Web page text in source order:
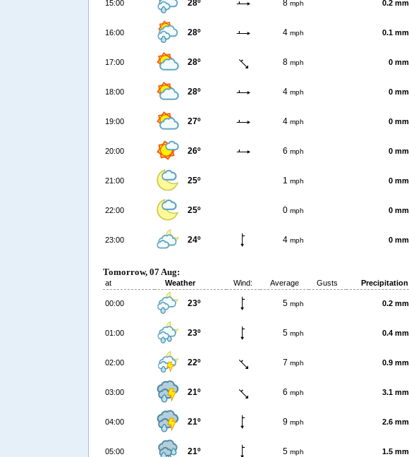
15:00 28º 8 mph 0.2 mm
16:00 28º 4 mph 0.1 mm
17:00 28º 8 mph 0 mm
18:00 28º 4 mph 0 mm
19:00 27º 4 mph 0 mm
20:00 26º 6 mph 0 mm
21:00 25º 1 mph 0 mm
22:00 25º 0 mph 0 mm
23:00 24º 4 mph 0 mm
Tomorrow, 07 Aug:
at Weather Wind: Average Gusts Precipitation
00:00 23º 5 mph 0.2 mm
01:00 23º 5 mph 0.4 mm
02:00 22º 7 mph 0.9 mm
03:00 21º 6 mph 3.1 mm
04:00 21º 9 mph 2.6 mm
05:00 21º 5 mph 1.5 mm